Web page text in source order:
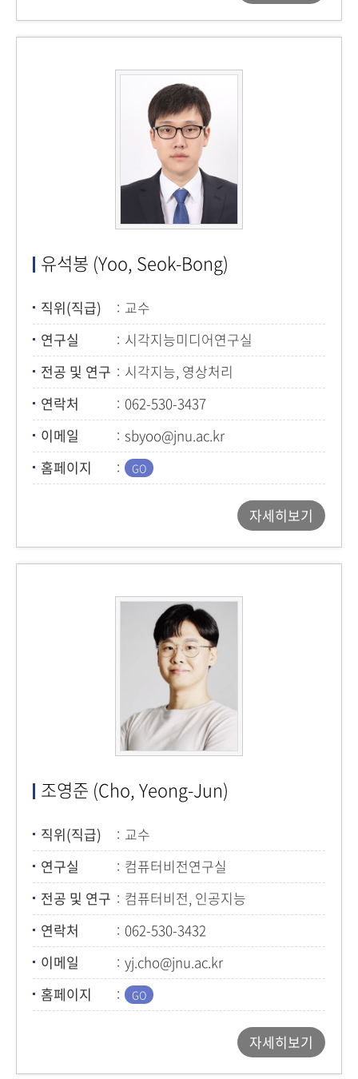
유석봉 (Yoo, Seok-Bong)
직위(직급)
교수
연구실
시각지능미디어연구실
전공 및 연구
시각지능, 영상처리
연락처
062-530-3437
이메일
sbyoo@jnu.ac.kr
홈페이지
자세히보기
조영준 (Cho, Yeong-Jun)
직위(직급)
교수
연구실
컴퓨터비전연구실
전공 및 연구
컴퓨터비전, 인공지능
연락처
062-530-3432
이메일
yj.cho@jnu.ac.kr
홈페이지
자세히보기